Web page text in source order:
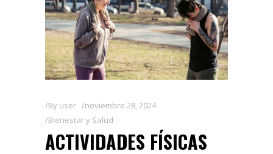
By user
noviembre 28, 2024
Bienestar y Salud
ACTIVIDADES FÍSICAS